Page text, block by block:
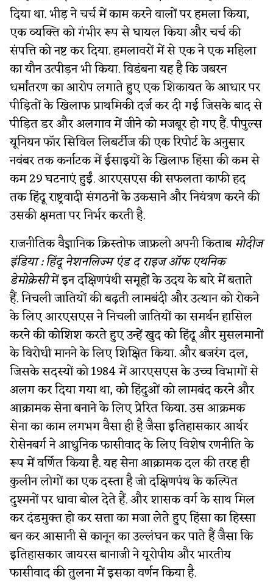
दिया था. भीड़ ने चर्च में काम करने वालों पर हमला किया,
एक व्यक्ति को गंभीर रूप से घायल किया और चर्च की
संपत्ति को नष्ट कर दिया. हमलावरों में से एक ने एक महिला
का यौन उत्पीड़न भी किया. विडंबना यह है कि जबरन
धर्मांतरण का आरोप लगाते हुए एक शिकायत के आधार पर
पीड़ितों के खिलाफ प्राथमिकी दर्ज कर दी गई जिसके बाद से
पीड़ित डर और अलगाव में जीने को मजबूर हो गए हैं. पीपुल्स
यूनियन फॉर सिविल लिबर्टीज की एक रिपोर्ट के अनुसार
नवंबर तक कर्नाटक में ईसाइयों के खिलाफ हिंसा की कम से
कम 29 घटनाएं हुईं. आरएसएस की सफलता काफी हद
तक हिंदू राष्ट्रवादी संगठनों के उकसाने और नियंत्रण करने की
उसकी क्षमता पर निर्भर करती है.
राजनीतिक वैज्ञानिक क्रिस्तोफ जाफ्रलो अपनी किताबमोदीज
इंडिया : हिंदू नेशनलिज्म एंड द राइज ऑफ एथनिक
डेमोक्रेसीमें इन दक्षिणपंथी समूहों के उदय के बारे में बताते
हैं. निचली जातियों की बढ़ती लामबंदी और उत्थान को रोकने
के लिए आरएसएस ने निचली जातियों का समर्थन हासिल
करने की कोशिश करते हुए उन्हें खुद को हिंदू और मुसलमानों
के विरोधी मानने के लिए शिक्षित किया. और बजरंग दल,
जिसके सदस्यों को 1984 में आरएसएस के उच्च विभागों से
अलग कर दिया गया था, को हिंदुओं को लामबंद करने और
आक्रामक सेना बनाने के लिए प्रेरित किया. उस आक्रमक
सेना का काम लगभग वैसा ही है जैसा इतिहासकार आर्थर
रोसेनबर्ग ने आधुनिक फासीवाद के लिए विशेष रणनीति के
रूप में वर्णित किया है. यह सेना आक्रामक दल की तरह ही
कुलीन लोगों का एक दस्ता है जो दक्षिणपंथ के कल्पित
दुश्मनों पर धावा बोल देते हैं. और शासक वर्ग के साथ मिल
कर दंडमुक्त हो कर सत्ता का मजा लेते हुए हिंसा का हिस्सा
बन कर आसानी से कानून का उल्लंघन कर पाते हैं जैसा कि
इतिहासकार जायरस बानाजी ने यूरोपीय और भारतीय
फासीवाद की तुलना में इसका वर्णन किया है.